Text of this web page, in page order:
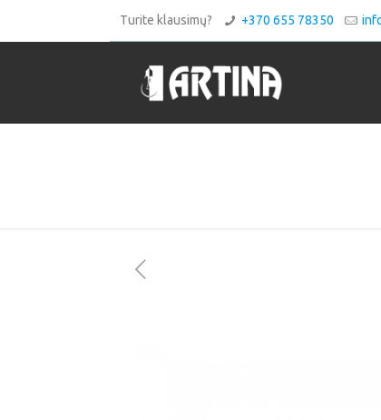
Turite klausimų? +370 655 78350